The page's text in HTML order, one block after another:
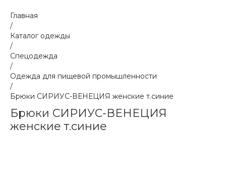
Главная
/
Каталог одежды
/
Спецодежда
/
Одежда для пищевой промышленности
/
Брюки СИРИУС-ВЕНЕЦИЯ женские т.синие
Брюки СИРИУС-ВЕНЕЦИЯ
женские т.синие